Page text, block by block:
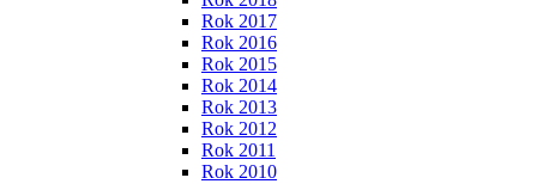
Rok 2017
Rok 2016
Rok 2015
Rok 2014
Rok 2013
Rok 2012
Rok 2011
Rok 2010